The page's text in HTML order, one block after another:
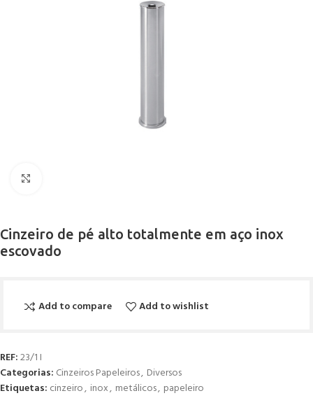
Cinzeiro de pé alto totalmente em aço inox
escovado
Add to compare Add to wishlist
REF:23/1 I
Categorias: Cinzeiros Papeleiros, Diversos
Etiquetas: cinzeiro, inox, metálicos, papeleiro